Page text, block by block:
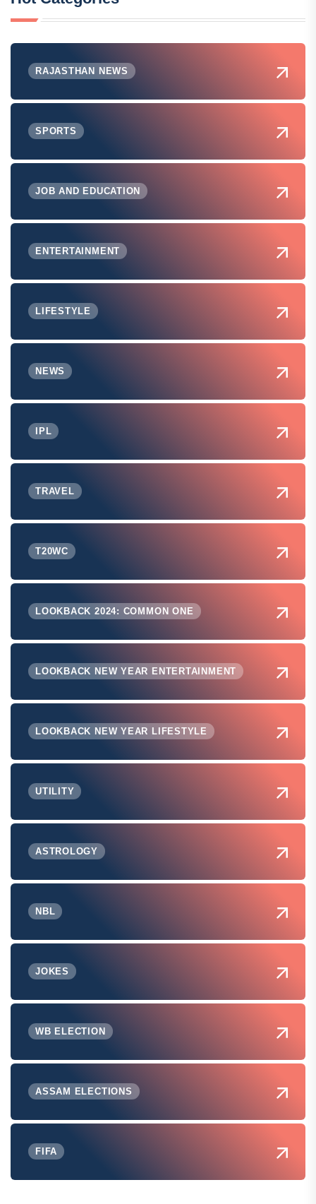
RAJASTHAN NEWS
SPORTS
JOB AND EDUCATION
ENTERTAINMENT
LIFESTYLE
NEWS
IPL
TRAVEL
T20WC
LOOKBACK 2024: COMMON ONE
LOOKBACK NEW YEAR ENTERTAINMENT
LOOKBACK NEW YEAR LIFESTYLE
UTILITY
ASTROLOGY
NBL
JOKES
WB ELECTION
ASSAM ELECTIONS
FIFA